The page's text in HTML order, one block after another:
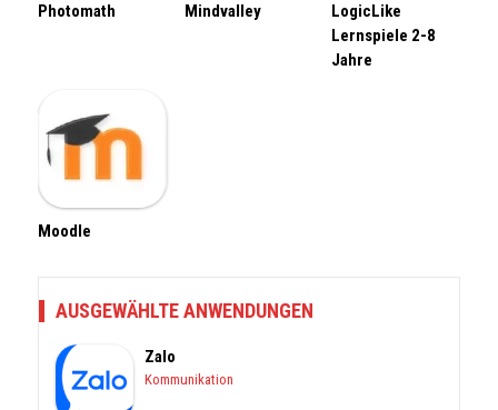
Photomath Mindvalley
LogicLike
Lernspiele 2-8
Jahre
Moodle
AUSGEWÄHLTE ANWENDUNGEN
Zalo
Kommunikation